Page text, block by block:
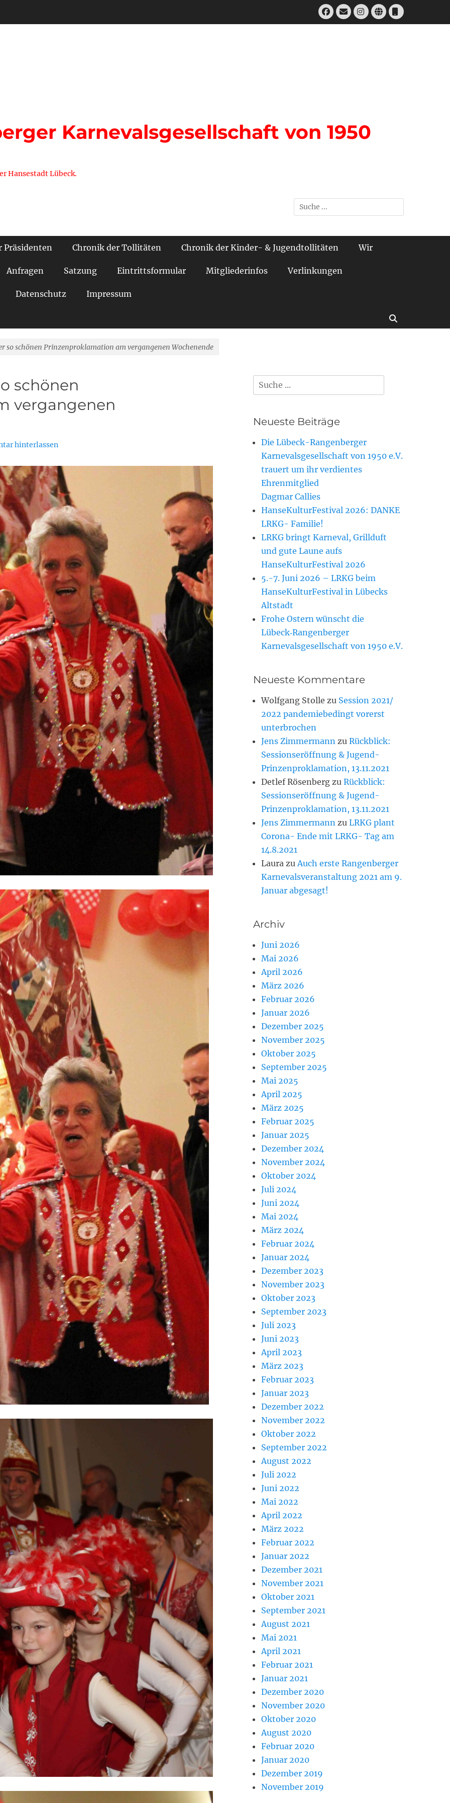
Facebook
E-
Mail
Instagram
WebsiteTelefon
Karnevalsgesellschaft von 1950
Hansestadt Lübeck.
Suchen
nach:
Präsidenten Chronik der Tollitäten Chronik der Kinder- & Jugendtollitäten Wir
Anfragen Satzung Eintrittsformular Mitgliederinfos Verlinkungen
Datenschutz Impressum
so schönen Prinzenproklamation am vergangenen Wochenende
schönen
vergangenen
hinterlassen
Suchen
nach:
Neueste Beiträge
Die Lübeck-Rangenberger
Karnevalsgesellschaft von 1950 e.V.
trauert um ihr verdientes
Ehrenmitglied
Dagmar Callies
HanseKulturFestival 2026: DANKE
LRKG- Familie!
LRKG bringt Karneval, Grillduft
und gute Laune aufs
HanseKulturFestival 2026
5.-7. Juni 2026 – LRKG beim
HanseKulturFestival in Lübecks
Altstadt
Frohe Ostern wünscht die
Lübeck‑Rangenberger
Karnevalsgesellschaft von 1950 e.V.
Neueste Kommentare
Wolfgang Stolle zu Session 2021/
2022 pandemiebedingt vorerst
unterbrochen
Jens Zimmermann zu Rückblick:
Sessionseröffnung & Jugend-
Prinzenproklamation, 13.11.2021
Detlef Rösenberg zu Rückblick:
Sessionseröffnung & Jugend-
Prinzenproklamation, 13.11.2021
Jens Zimmermann zu LRKG plant
Corona- Ende mit LRKG- Tag am
14.8.2021
Laura zuAuch erste Rangenberger
Karnevalsveranstaltung 2021 am 9.
Januar abgesagt!
Archiv
Juni 2026
Mai 2026
April 2026
März 2026
Februar 2026
Januar 2026
Dezember 2025
November 2025
Oktober 2025
September 2025
Mai 2025
April 2025
März 2025
Februar 2025
Januar 2025
Dezember 2024
November 2024
Oktober 2024
Juli 2024
Juni 2024
Mai 2024
März 2024
Februar 2024
Januar 2024
Dezember 2023
November 2023
Oktober 2023
September 2023
Juli 2023
Juni 2023
April 2023
März 2023
Februar 2023
Januar 2023
Dezember 2022
November 2022
Oktober 2022
September 2022
August 2022
Juli 2022
Juni 2022
Mai 2022
April 2022
März 2022
Februar 2022
Januar 2022
Dezember 2021
November 2021
Oktober 2021
September 2021
August 2021
Mai 2021
April 2021
Februar 2021
Januar 2021
Dezember 2020
November 2020
Oktober 2020
August 2020
Februar 2020
Januar 2020
Dezember 2019
November 2019